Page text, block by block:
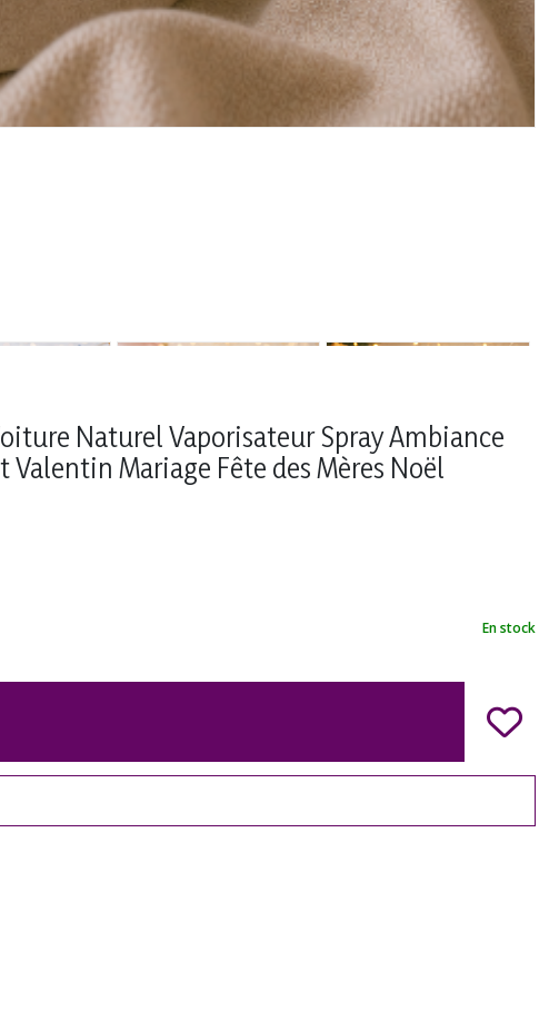
Naturel Vaporisateur Spray Ambiance
Mariage Fête des Mères Noël
En stock